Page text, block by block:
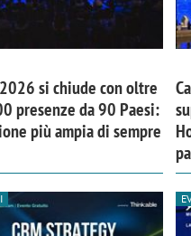
si chiude con oltre
presenze da 90 Paesi:
più ampia di sempre
l’AI deve
Doxa:
tradurli